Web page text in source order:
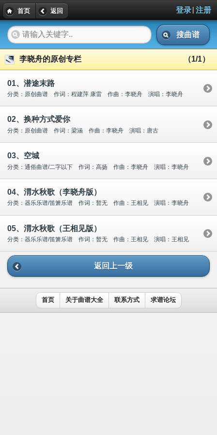
首页 返回 登录| 注册
搜曲谱
李晓舟的原创专栏 （1/1）
01、潜途末路
分类：原创曲谱 作词：程建萍 康雷 作曲：李晓舟 演唱：李晓舟
02、换种方式爱你
分类：原创曲谱 作词：梁涵 作曲：李晓舟 演唱：唐古
03、空城
分类：通俗曲谱/二字以下 作词：高扬 作曲：李晓舟 演唱：李晓舟
04、渭水秋歌（李晓舟版）
分类：器乐乐谱/笛箫乐谱 作词：暂无 作曲：王相见 演唱：李晓舟
05、渭水秋歌（王相见版）
分类：器乐乐谱/笛箫乐谱 作词：暂无 作曲：王相见 演唱：王相见
返回上一级
首页 关于曲谱大全 联系方式 求谱论坛